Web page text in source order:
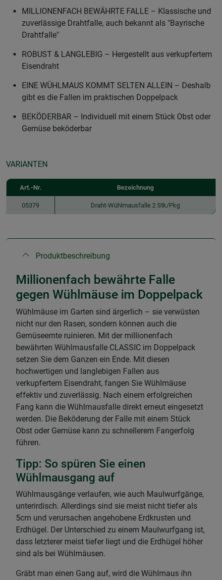
MILLIONENFACH BEWÄHRTE FALLE – Klassische und
zuverlässige Drahtfalle, auch bekannt als "Bayrische
Drahtfalle"
ROBUST & LANGLEBIG – Hergestellt aus verkupfertem
Eisendraht
EINE WÜHLMAUS KOMMT SELTEN ALLEIN – Deshalb
gibt es die Fallen im praktischen Doppelpack
BEKÖDERBAR – Individuell mit einem Stück Obst oder
Gemüse beköderbar
VARIANTEN
Art.-Nr. Bezeichnung
05379 Draht-Wühlmausfalle 2 Stk/Pkg
Produktbeschreibung
Millionenfach bewährte Falle
gegen Wühlmäuse im Doppelpack
Wühlmäuse im Garten sind ärgerlich – sie verwüsten
nicht nur den Rasen, sondern können auch die
Gemüseernte ruinieren. Mit der millionenfach
bewährten Wühlmausfalle CLASSIC im Doppelpack
setzen Sie dem Ganzen ein Ende. Mit diesen
hochwertigen und langlebigen Fallen aus
verkupfertem Eisendraht, fangen Sie Wühlmäuse
effektiv und zuverlässig. Nach einem erfolgreichen
Fang kann die Wühlmausfalle direkt erneut eingesetzt
werden. Die Beköderung der Falle mit einem Stück
Obst oder Gemüse kann zu schnellerem Fangerfolg
führen.
Tipp: So spüren Sie einen
Wühlmausgang auf
Wühlmausgänge verlaufen, wie auch Maulwurfgänge,
unterirdisch. Allerdings sind sie meist nicht tiefer als
5cm und verursachen angehobene Erdkrusten und
Erdhügel. Der Unterschied zu einem Maulwurfgang ist,
dass letzterer meist tiefer liegt und die Erdhügel höher
sind als bei Wühlmäusen.
Gräbt man einen Gang auf, wird die Wühlmaus ihn